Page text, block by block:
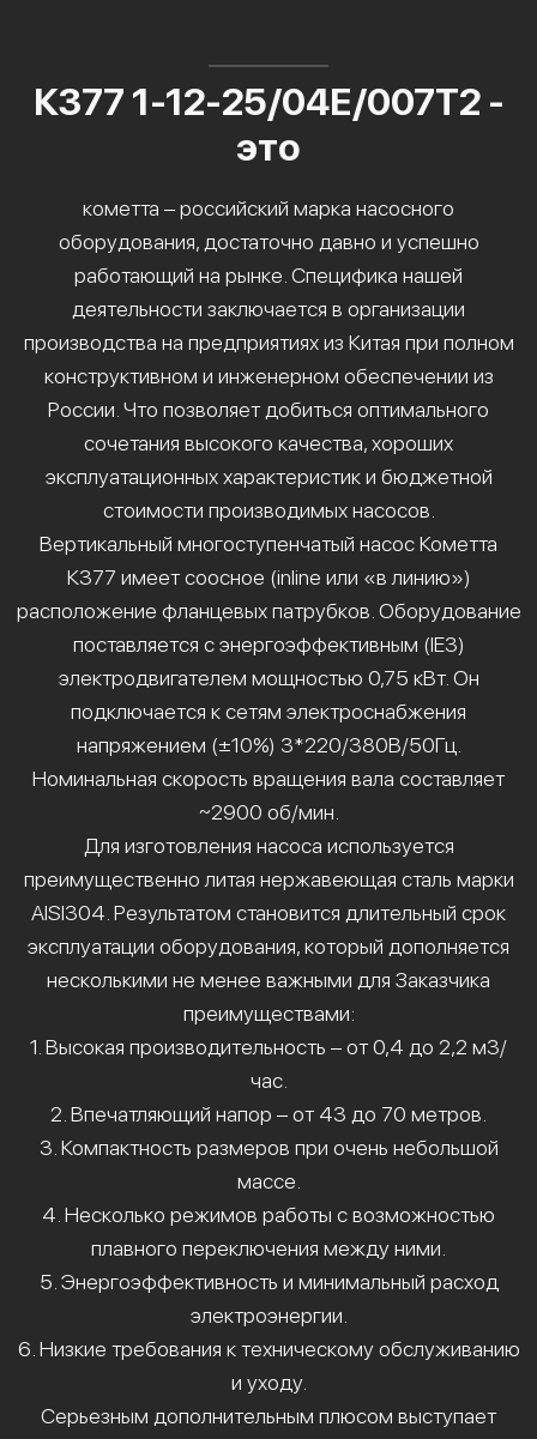
К377 1-12-25/04Е/007Т2 -
это
кометта – российский марка насосного
оборудования, достаточно давно и успешно
работающий на рынке. Специфика нашей
деятельности заключается в организации
производства на предприятиях из Китая при полном
конструктивном и инженерном обеспечении из
России. Что позволяет добиться оптимального
сочетания высокого качества, хороших
эксплуатационных характеристик и бюджетной
стоимости производимых насосов.
Вертикальный многоступенчатый насос Кометта
К377 имеет соосное (inline или «в линию»)
расположение фланцевых патрубков. Оборудование
поставляется с энергоэффективным (IE3)
электродвигателем мощностью 0,75 кВт. Он
подключается к сетям электроснабжения
напряжением (±10%) 3*220/380В/50Гц.
Номинальная скорость вращения вала составляет
~2900 об/мин.
Для изготовления насоса используется
преимущественно литая нержавеющая сталь марки
AISI304. Результатом становится длительный срок
эксплуатации оборудования, который дополняется
несколькими не менее важными для Заказчика
преимуществами:
1. Высокая производительность – от 0,4 до 2,2 м3/
час.
2. Впечатляющий напор – от 43 до 70 метров.
3. Компактность размеров при очень небольшой
массе.
4. Несколько режимов работы с возможностью
плавного переключения между ними.
5. Энергоэффективность и минимальный расход
электроэнергии.
6. Низкие требования к техническому обслуживанию
и уходу.
Серьезным дополнительным плюсом выступает